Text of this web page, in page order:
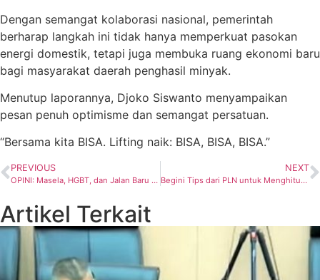
Dengan semangat kolaborasi nasional, pemerintah
berharap langkah ini tidak hanya memperkuat pasokan
energi domestik, tetapi juga membuka ruang ekonomi baru
bagi masyarakat daerah penghasil minyak.
Menutup laporannya, Djoko Siswanto menyampaikan
pesan penuh optimisme dan semangat persatuan.
“Bersama kita BISA. Lifting naik: BISA, BISA, BISA.”
PREVIOUS
OPINI: Masela, HGBT, dan Jalan Baru Industrialisasi Indonesia Timur
NEXT
Begini Tips dari PLN untuk Menghitung Komponen Pembayaran Listrik dan Mengatur Pola Pemakaian
Artikel Terkait